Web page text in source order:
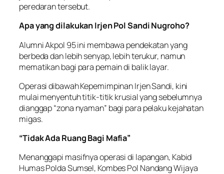
peredaran tersebut.
Apa yang dilakukan Irjen Pol Sandi Nugroho?
Alumni Akpol 95 ini membawa pendekatan yang
berbeda dan lebih senyap, lebih terukur, namun
mematikan bagi para pemain di balik layar.
Operasi dibawah Kepemimpinan Irjen Sandi, kini
mulai menyentuh titik-titik krusial yang sebelumnya
dianggap “zona nyaman” bagi para pelaku kejahatan
migas.
“Tidak Ada Ruang Bagi Mafia”
Menanggapi masifnya operasi di lapangan, Kabid
Humas Polda Sumsel, Kombes Pol Nandang Wijaya